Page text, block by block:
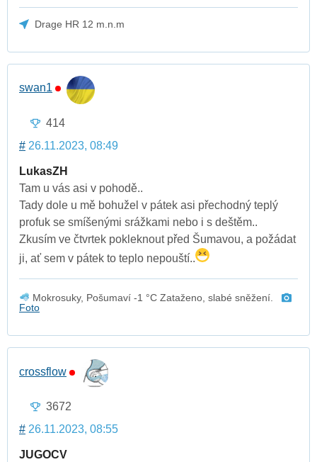
Drage HR 12 m.n.m
swan1
414
# 26.11.2023, 08:49
LukasZH
Tam u vás asi v pohodě..
Tady dole u mě bohužel v pátek asi přechodný teplý
profuk se smíšenými srážkami nebo i s deštěm..
Zkusím ve čtvrtek pokleknout před Šumavou, a požádat
ji, ať sem v pátek to teplo nepouští..
Mokrosuky, Pošumaví -1 °C Zataženo, slabé sněžení.
Foto
crossflow
3672
# 26.11.2023, 08:55
JUGOCV